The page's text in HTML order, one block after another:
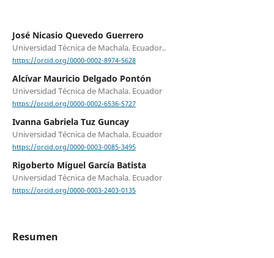
José Nicasio Quevedo Guerrero
Universidad Técnica de Machala. Ecuador..
https://orcid.org/0000-0002-8974-5628
Alcívar Mauricio Delgado Pontón
Universidad Técnica de Machala. Ecuador
https://orcid.org/0000-0002-6536-5727
Ivanna Gabriela Tuz Guncay
Universidad Técnica de Machala. Ecuador
https://orcid.org/0000-0003-0085-3495
Rigoberto Miguel García Batista
Universidad Técnica de Machala. Ecuador
https://orcid.org/0000-0003-2403-0135
Resumen